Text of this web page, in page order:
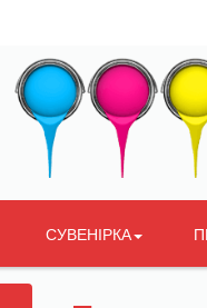
СУВЕНІРКА